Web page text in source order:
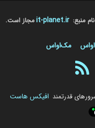
منبع: it-planet.irمجاز است.
مک‌او‌اس
قدرتمند افیکس هاست